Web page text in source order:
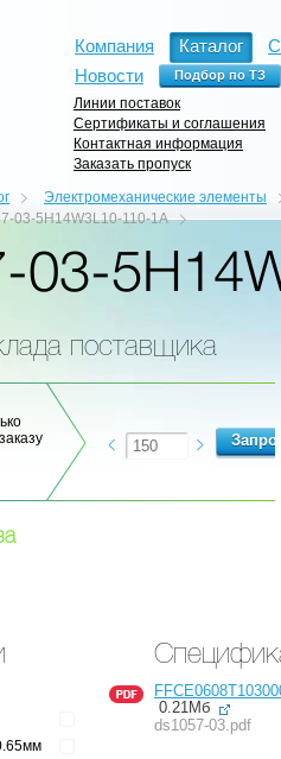
Компания Каталог
Новости
Линии поставок
Сертификаты и соглашения
Контактная информация
Заказать пропуск
Электромеханические элементы
03-5H14W3L10-110-1A
03-
поставщика
а
0.21Мб
ds1057-03.pdf